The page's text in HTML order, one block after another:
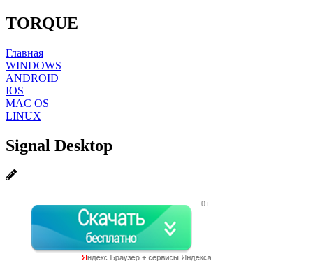
TORQUE
Главная
WINDOWS
ANDROID
IOS
MAC OS
LINUX
Signal Desktop